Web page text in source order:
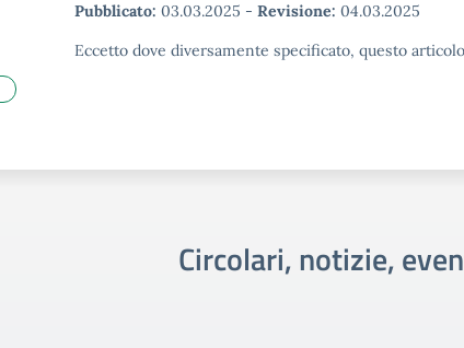
Pubblicato: 03.03.2025 - Revisione: 04.03.2025
Eccetto dove diversamente specificato, questo
Circolari, notizie,